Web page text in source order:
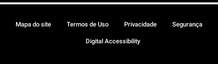
Mapa do site Termos de Uso Privacidade Segurança
Digital Accessibility